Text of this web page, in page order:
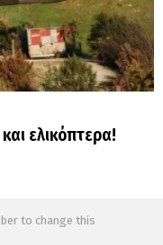
ελικόπτερα!
to change this